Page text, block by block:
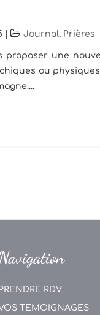
Journal, Prières
proposer une
ou
Navigation
PRENDRE RDV
TEMOIGNAGES